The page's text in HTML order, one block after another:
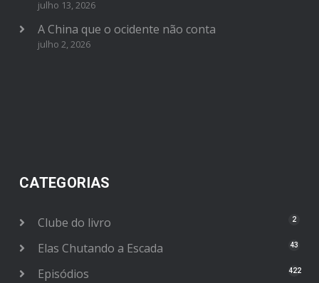
julho 13, 2026
A China que o ocidente não conta
julho 2, 2026
CATEGORIAS
Clube do livro 2
Elas Chutando a Escada 43
Episódios 422